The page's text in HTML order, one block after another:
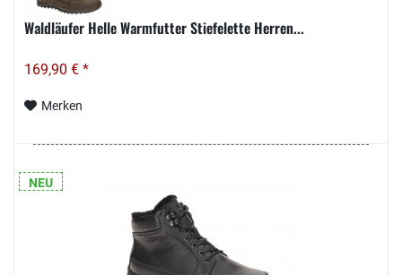
Waldläufer Helle Warmfutter Stiefelette Herren...
169,90 € *
Merken
NEU